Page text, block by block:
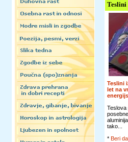
Teslini
let na
Teslova
tako...
* Beri